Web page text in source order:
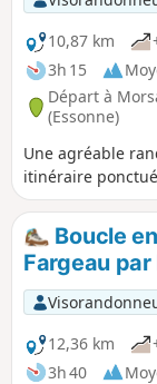
10,87 km
3h 15
Départ à
(Essonne)
Une agréable
itinéraire
Boucle
Fargeau
12,36 km
3h 40